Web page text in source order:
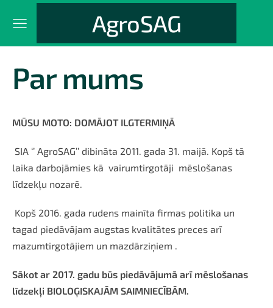
AgroSAG
Par mums
MŪSU MOTO: DOMĀJOT ILGTERMIŅĀ
SIA ‘’ AgroSAG’’ dibināta 2011. gada 31. maijā. Kopš tā
laika darbojāmies kā vairumtirgotāji mēslošanas
līdzekļu nozarē.
Kopš 2016. gada rudens mainīta firmas politika un
tagad piedāvājam augstas kvalitātes preces arī
mazumtirgotājiem un mazdārziņiem .
Sākot ar 2017. gadu būs piedāvājumā arī mēslošanas
līdzekļi BIOLOĢISKAJĀM SAIMNIECĪBĀM.